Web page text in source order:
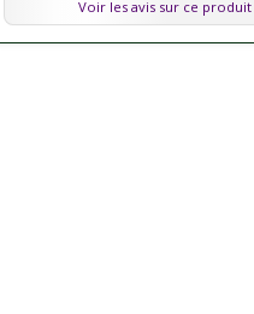
Voir les avis sur ce produit